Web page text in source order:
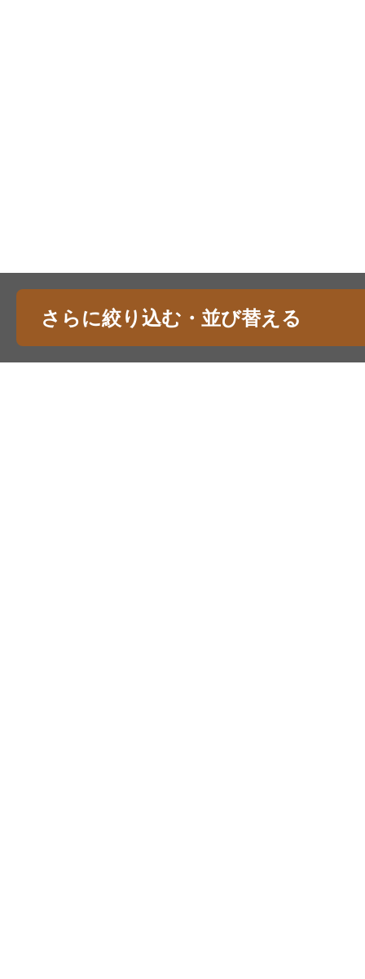
さらに絞り込む・並び替える